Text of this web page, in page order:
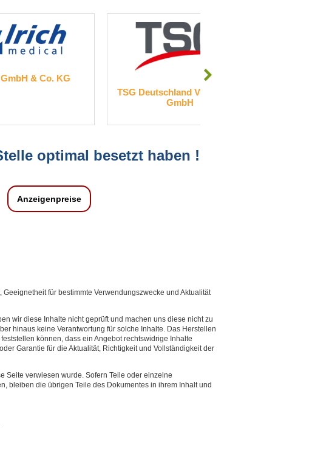
& Co. KG
TSG Deutschland Verwaltung
GmbH
optimal besetzt haben !
Anzeigenpreise
für bestimmte Verwendungszwecke und Aktualität
wir diese Inhalte nicht geprüft und machen uns diese nicht zu
hinaus keine Verantwortung für solche Inhalte. Das Herstellen
können, dass ein Angebot rechtswidrige Inhalte
Garantie für die Aktualität, Richtigkeit und Vollständigkeit der
Seite verwiesen wurde. Sofern Teile oder einzelne
bleiben die übrigen Teile des Dokumentes in ihrem Inhalt und